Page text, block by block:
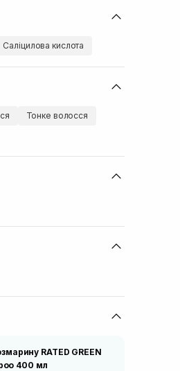
Саліцилова кислота
Тонке волосся
RATED GREEN
400 мл